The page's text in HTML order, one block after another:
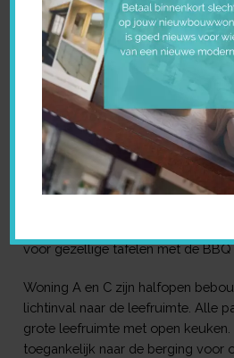
Project Vrouweneekhoekstraat is
bestaande uit 3 luxe woningen met
huizen bevinden zich in de
Niklaas. Daarmee heeft het een
afstand van het centrum. Alle
grote voortuin met oprit voor
woningen worden gezet in cottage
over een grote tuin om kinderen
laten ravotten in de tuin. Ideaal
voor gezellige tafelen met de BBQ
Woning A en C zijn halfopen
lichtinval naar de leefruimte. Alle
grote leefruimte met open keuken.
toegankelijk naar de berging voor